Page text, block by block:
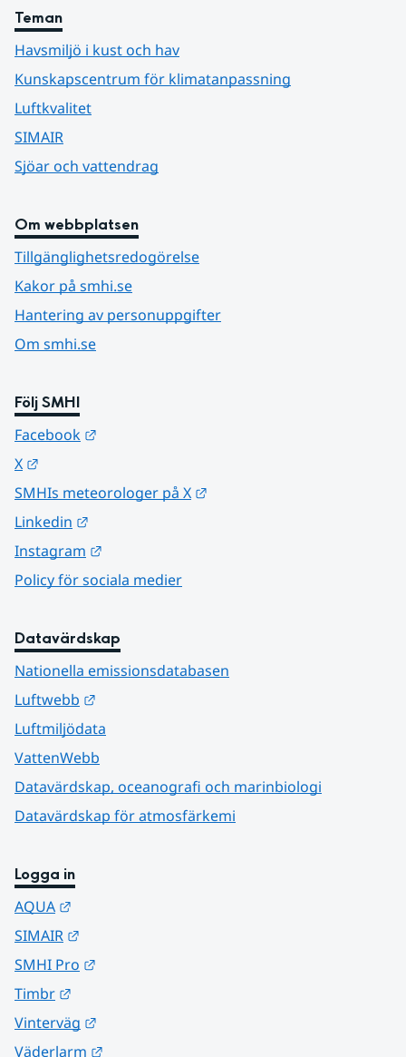
Teman
Havsmiljö i kust och hav
Kunskapscentrum för klimatanpassning
Luftkvalitet
SIMAIR
Sjöar och vattendrag
Om webbplatsen
Tillgänglighetsredogörelse
Kakor på smhi.se
Hantering av personuppgifter
Om smhi.se
Följ SMHI
Facebook
X
SMHIs meteorologer på X
Linkedin
Instagram
Policy för sociala medier
Datavärdskap
Nationella emissionsdatabasen
Luftwebb
Luftmiljödata
VattenWebb
Datavärdskap, oceanografi och marinbiologi
Datavärdskap för atmosfärkemi
Logga in
AQUA
SIMAIR
SMHI Pro
Timbr
Vinterväg
Väderlarm